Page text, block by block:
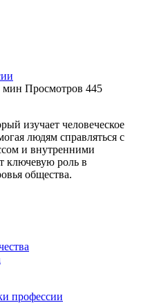
мин Просмотров 445
изучает человеческое
людям справляться с
и внутренними
ключевую роль в
общества.
профессии